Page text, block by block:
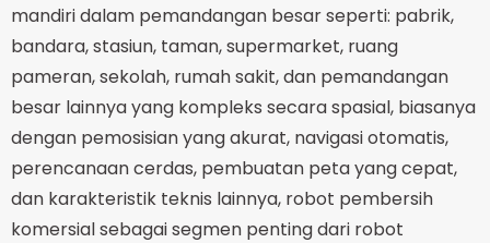
mandiri dalam pemandangan besar seperti: pabrik,
bandara, stasiun, taman, supermarket, ruang
pameran, sekolah, rumah sakit, dan pemandangan
besar lainnya yang kompleks secara spasial, biasanya
dengan pemosisian yang akurat, navigasi otomatis,
perencanaan cerdas, pembuatan peta yang cepat,
dan karakteristik teknis lainnya, robot pembersih
komersial sebagai segmen penting dari robot